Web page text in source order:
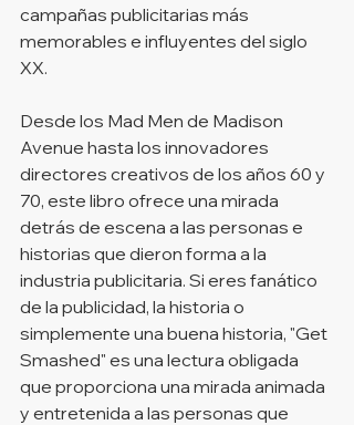
campañas publicitarias más
memorables e influyentes del siglo
XX.
Desde los Mad Men de Madison
Avenue hasta los innovadores
directores creativos de los años 60 y
70, este libro ofrece una mirada
detrás de escena a las personas e
historias que dieron forma a la
industria publicitaria. Si eres fanático
de la publicidad, la historia o
simplemente una buena historia, "Get
Smashed" es una lectura obligada
que proporciona una mirada animada
y entretenida a las personas que